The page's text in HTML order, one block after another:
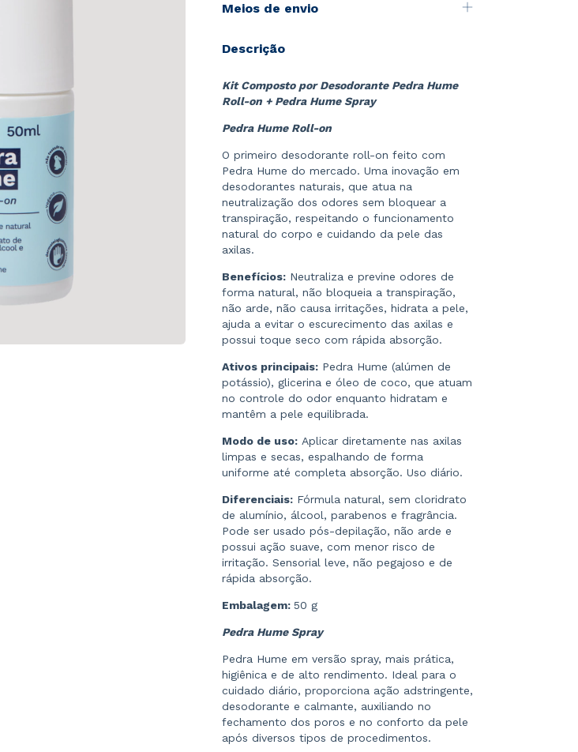
Meios de envio
Descrição
Kit Composto por Desodorante Pedra Hume
Roll-on + Pedra Hume Spray
Pedra Hume Roll-on
O primeiro desodorante roll-on feito com
Pedra Hume do mercado. Uma inovação em
desodorantes naturais, que atua na
neutralização dos odores sem bloquear a
transpiração, respeitando o funcionamento
natural do corpo e cuidando da pele das
axilas.
Benefícios: Neutraliza e previne odores de
forma natural, não bloqueia a transpiração,
não arde, não causa irritações, hidrata a pele,
ajuda a evitar o escurecimento das axilas e
possui toque seco com rápida absorção.
Ativos principais: Pedra Hume (alúmen de
potássio), glicerina e óleo de coco, que atuam
no controle do odor enquanto hidratam e
mantêm a pele equilibrada.
Modo de uso: Aplicar diretamente nas axilas
limpas e secas, espalhando de forma
uniforme até completa absorção. Uso diário.
Diferenciais: Fórmula natural, sem cloridrato
de alumínio, álcool, parabenos e fragrância.
Pode ser usado pós-depilação, não arde e
possui ação suave, com menor risco de
irritação. Sensorial leve, não pegajoso e de
rápida absorção.
Embalagem: 50 g
Pedra Hume Spray
Pedra Hume em versão spray, mais prática,
higiênica e de alto rendimento. Ideal para o
cuidado diário, proporciona ação adstringente,
desodorante e calmante, auxiliando no
fechamento dos poros e no conforto da pele
após diversos tipos de procedimentos.